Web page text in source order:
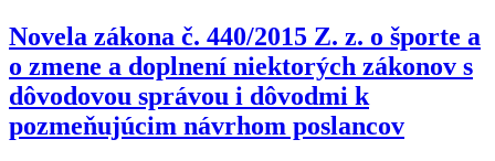
Novela zákona č. 440/2015 Z. z. o športe a
o zmene a doplnení niektorých zákonov s
dôvodovou správou i dôvodmi k
pozmeňujúcim návrhom poslancov